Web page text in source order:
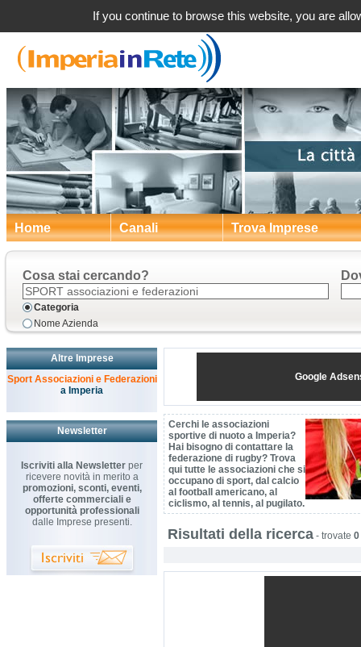
Home Canali Trova Imprese
Cosa stai cercando?
Categoria
Nome Azienda
Altre Imprese
Sport Associazioni e Federazioni
a Imperia
Newsletter
Iscriviti alla Newsletter per
ricevere novità in merito a
promozioni, sconti, eventi,
offerte commerciali e
opportunità professionali
dalle Imprese presenti.
Google
Cerchi le associazioni
sportive di nuoto a Imperia?
Hai bisogno di contattare la
federazione di rugby? Trova
qui tutte le associazioni che si
occupano di sport, dal calcio
al football americano, al
ciclismo, al tennis, al pugilato.
Risultati della ricerca - trovate 0
If you continue to browse this website, you are